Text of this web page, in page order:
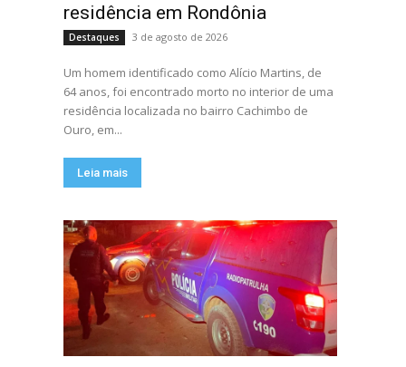
residência em Rondônia
Destaques 3 de agosto de 2026
Um homem identificado como Alício Martins, de
64 anos, foi encontrado morto no interior de uma
residência localizada no bairro Cachimbo de
Ouro, em...
Leia mais